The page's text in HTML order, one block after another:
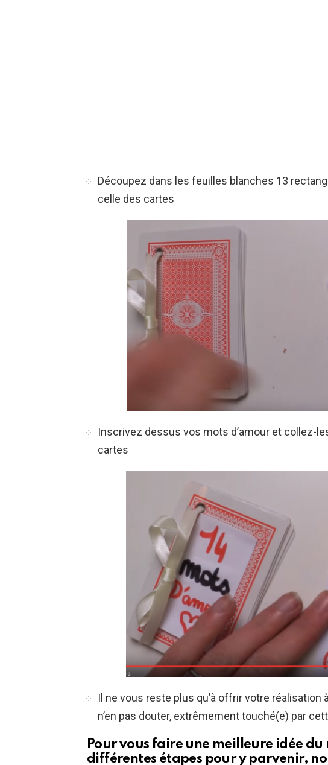
Découpez dans les feuilles blanches 13
celle des cartes
Inscrivez dessus vos mots d’amour et collez-
cartes
Il ne vous reste plus qu’à offrir votre réalisation
n’en pas douter, extrêmement touché(e) par
Pour vous faire une meilleure idée
différentes étapes pour y parvenir,